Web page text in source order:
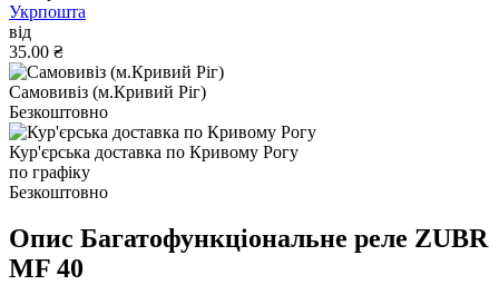
Укрпошта
від
35.00 ₴
Самовивіз (м.Кривий Ріг)
Безкоштовно
Кур'єрська доставка по Кривому Рогу
по графіку
Безкоштовно
Опис Багатофункціональне реле ZUBR
MF 40